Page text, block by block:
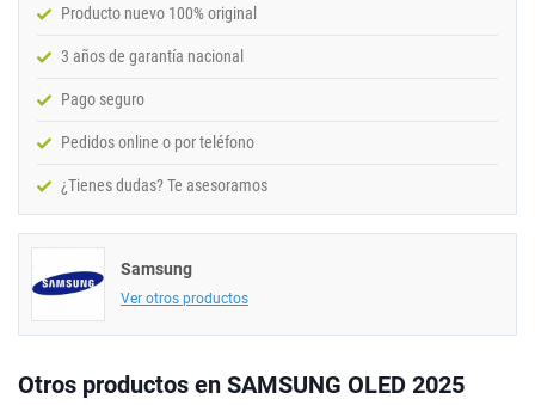
Producto nuevo 100% original
3 años de garantía nacional
Pago seguro
Pedidos online o por teléfono
¿Tienes dudas? Te asesoramos
Samsung
Ver otros productos
Otros productos en SAMSUNG OLED 2025